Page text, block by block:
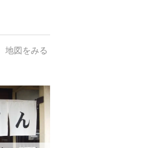
地図をみる